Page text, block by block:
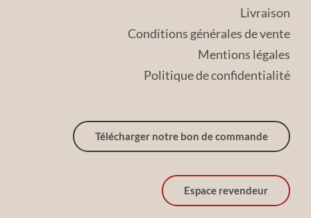
Livraison
Conditions générales de vente
Mentions légales
Politique de confidentialité
Télécharger notre bon de commande
Espace revendeur